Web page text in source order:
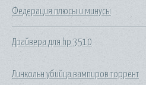
Федерация плюсы и минусы
Драйвера для hp 3510
Линкольн убийца вампиров торрент